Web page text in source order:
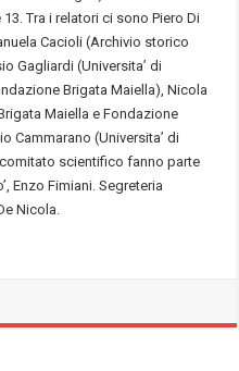
Tra i relatori ci sono Piero Di
Cacioli (Archivio storico
Gagliardi (Universita’ di
Brigata Maiella), Nicola
Maiella e Fondazione
Cammarano (Universita’ di
scientifico fanno parte
Enzo Fimiani. Segreteria
Nicola.